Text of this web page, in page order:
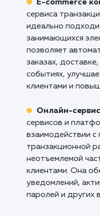
Не упускайте
повысить
бизнеса.
клиентами в
эффективный
предоставим
на каждом этапе
Кому